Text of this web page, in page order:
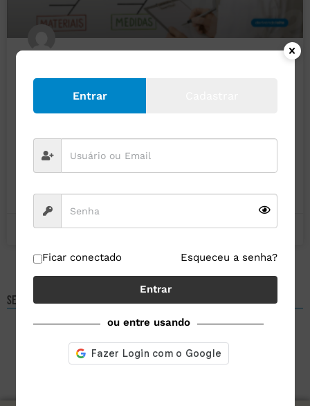
Como o Diagrama de Ishikawa
resolve falhas na produção
qualidade se torna fundamental, uma vez que os produtos
são altamente perecíveis e regulamentados por normas
LEIA MAIS »
23 de junho de 2025 1 comentário
Selecione um assunto
Entrar
Ficar conectado Esqueceu a senha?
Entrar
ou entre usando